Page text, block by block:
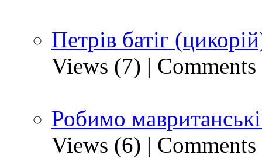
Петрів батіг
Views (7) |
Робимо
Views (6) |